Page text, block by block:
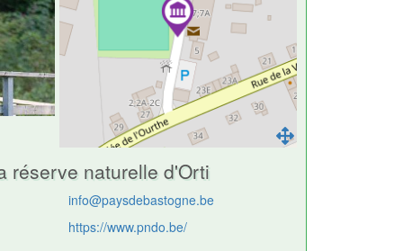
réserve naturelle d'Orti
info@paysdebastogne.be
https://www.pndo.be/